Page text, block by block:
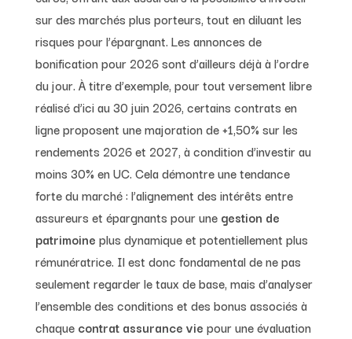
sur des marchés plus porteurs, tout en diluant les
risques pour l’épargnant. Les annonces de
bonification pour 2026 sont d’ailleurs déjà à l’ordre
du jour. À titre d’exemple, pour tout versement libre
réalisé d’ici au 30 juin 2026, certains contrats en
ligne proposent une majoration de +1,50% sur les
rendements 2026 et 2027, à condition d’investir au
moins 30% en UC. Cela démontre une tendance
forte du marché : l’alignement des intérêts entre
assureurs et épargnants pour une gestion de
patrimoine plus dynamique et potentiellement plus
rémunératrice. Il est donc fondamental de ne pas
seulement regarder le taux de base, mais d’analyser
l’ensemble des conditions et des bonus associés à
chaque contrat assurance vie pour une évaluation